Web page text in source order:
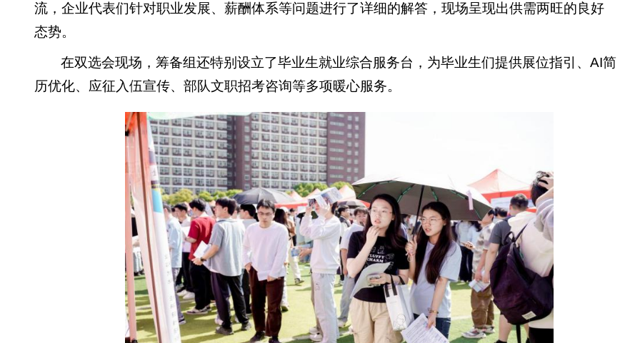
流，企业代表们针对职业发展、薪酬体系等问题进行了详细的解答，现场呈现出供需两旺的良好
态势。
在双选会现场，筹备组还特别设立了毕业生就业综合服务台，为毕业生们提供展位指引、AI简
历优化、应征入伍宣传、部队文职招考咨询等多项暖心服务。